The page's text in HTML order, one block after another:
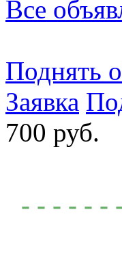
Все
Поднять
Заявка
700 руб.
- - - - - -